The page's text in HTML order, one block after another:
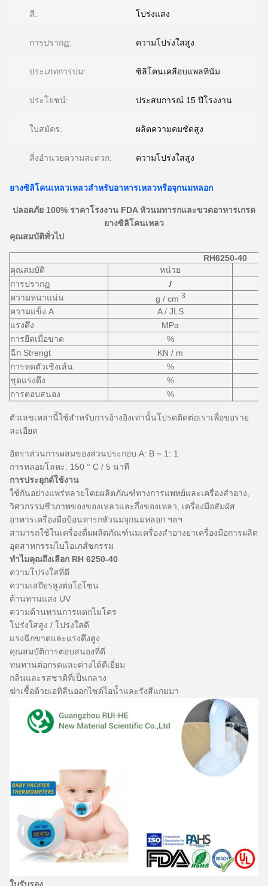
สี: โปร่งแสง
การปรากฏ: ความโปร่งใสสูง
ประเภทการบ่ม: ซิลิโคนเคลือบแพลทินัม
ประโยชน์: ประสบการณ์ 15 ปีโรงงาน
ใบสมัคร: ผลิตความคมชัดสูง
สิ่งอำนวยความสะดวก: ความโปร่งใสสูง
ยางซิลิโคนเหลวเหลวสำหรับอาหารเหลวหรือจุกนมหลอก
ปลอดภัย 100% ราคาโรงงาน FDA หัวนมทารกและขวดอาหารเกรด
ยางซิลิโคนเหลว
คุณสมบัติทั่วไป
RH6250-40
คุณสมบัติ
หน่วย
การปรากฏ
/
ความหนาแน่น
g / cm 3
ความแข็ง A
A / JLS
แรงดึง
MPa
การยืดเมื่อขาด
%
ฉีก Strengt
KN / m
การหดตัวเชิงเส้น
%
ชุดแรงดึง
%
การตอบสนอง
%
ตัวเลขเหล่านี้ใช้สำหรับการอ้างอิงเท่านั้นโปรดติดต่อเราเพื่อขอราย
ละเอียด
อัตราส่วนการผสมของส่วนประกอบ A: B = 1: 1
การหลอมโลหะ: 150 ° C / 5 นาที
การประยุกต์ใช้งาน
ใช้กันอย่างแพร่หลายโดยผลิตภัณฑ์ทางการแพทย์และเครื่องสำอาง,
วิศวกรรมชีวภาพของของเหลวและกึ่งของเหลว, เครื่องมือสัมผัส
อาหารเครื่องมือป้อนทารกหัวนมจุกนมหลอก ฯลฯ
สามารถใช้ในเครื่องดื่มผลิตภัณฑ์นมเครื่องสำอางยาเครื่องมือการผลิต
อุตสาหกรรมไบโอเภสัชกรรม
ทำไมคุณถึงเลือก RH 6250-40
ความโปร่งใสที่ดี
ความเสถียรสูงต่อโอโซน
ต้านทานแสง UV
ความต้านทานการแตกไมโคร
โปร่งใสสูง / โปร่งใสดี
แรงฉีกขาดและแรงดึงสูง
คุณสมบัติการตอบสนองที่ดี
ทนทานต่อกรดและด่างได้ดีเยี่ยม
กลิ่นและรสชาติที่เป็นกลาง
ฆ่าเชื้อด้วยเอทิลีนออกไซด์ไอน้ำและรังสีแกมมา
ใบรับรอง